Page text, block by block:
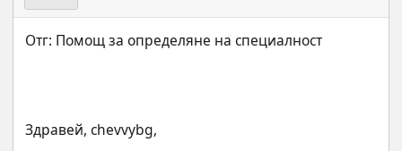
Здравей, chevvybg,